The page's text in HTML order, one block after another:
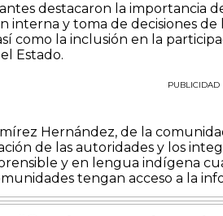
destacaron la importancia
interna y toma de decisiones
como la inclusión en la
Estado.
PUBLICIDAD
Hernández, de la
de las autoridades y los
y en lengua indígena
tengan acceso a la